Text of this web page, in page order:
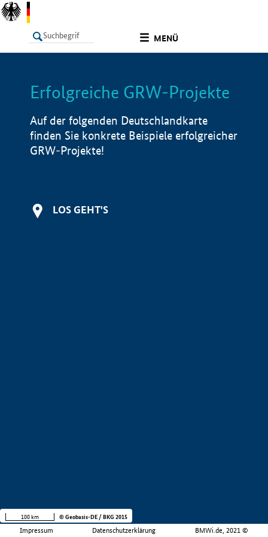
MENÜ
LISTE Info
Erfolgreiche GRW-Projekte
Auf der folgenden Deutschlandkarte
finden Sie konkrete Beispiele erfolgreicher
GRW-Projekte!
LOS GEHT'S
Impressum Datenschutzerklärung BMWi.de, 2021 ©
100 km © Geobasis-DE / BKG 2015